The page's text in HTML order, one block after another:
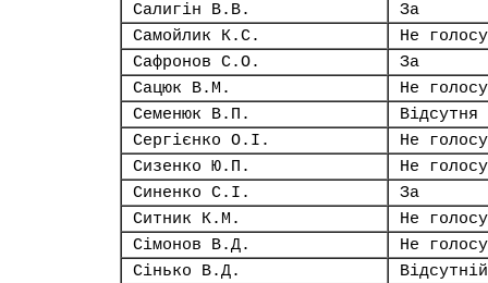
Салигін В.В.
За
Самойлик К.С.
Не
Сафронов С.О.
За
Сацюк В.М.
Не
Семенюк В.П.
Відсутня
Сергієнко О.І.
Не
Сизенко Ю.П.
Не
Синенко С.І.
За
Ситник К.М.
Не
Сімонов В.Д.
Не
Сінько В.Д.
Відсутній